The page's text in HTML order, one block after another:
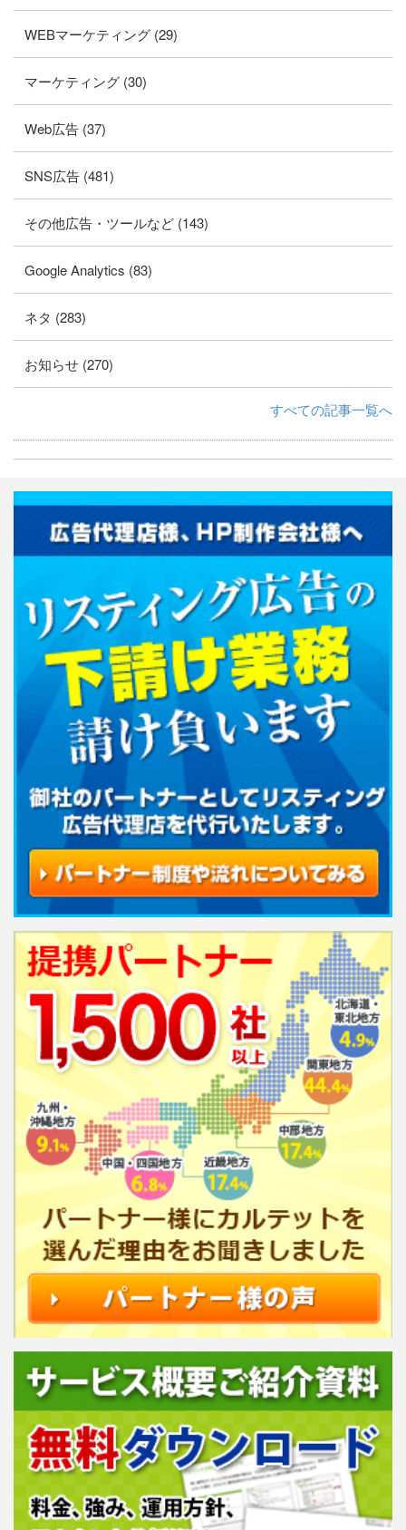
WEBマーケティング (29)
マーケティング (30)
Web広告 (37)
SNS広告 (481)
その他広告・ツールなど (143)
Google Analytics (83)
ネタ (283)
お知らせ (270)
すべての記事一覧へ